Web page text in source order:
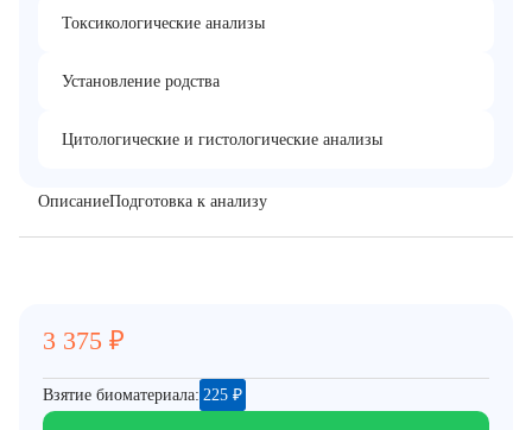
Токсикологические анализы
Установление родства
Цитологические и гистологические анализы
ОписаниеПодготовка к анализу
3 375 ₽
Взятие биоматериала: 225 ₽